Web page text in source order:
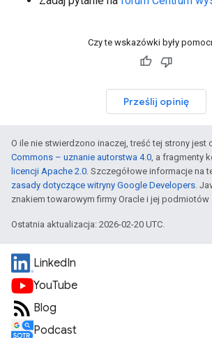
Czy te wskazówki były
Prześlij opinię
O ile nie stwierdzono inaczej, treść tej strony jest
Commons – uznanie autorstwa 4.0, a fragmenty
licencji Apache 2.0. Szczegółowe informacje na
zasady dotyczące witryny Google Developers.
znakiem towarowym firmy Oracle i jej
Ostatnia aktualizacja: 2026-02-20 UTC.
LinkedIn
YouTube
Blog
Podcast